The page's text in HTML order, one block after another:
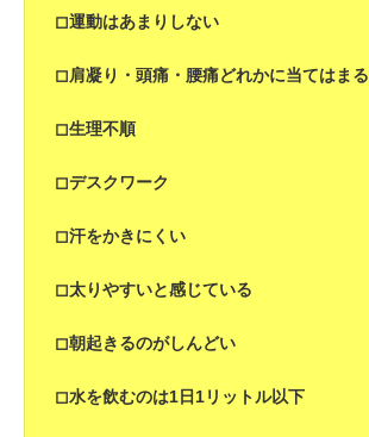
◻︎運動はあまりしない
◻︎肩凝り・頭痛・腰痛どれかに当てはまる
◻︎生理不順
◻︎デスクワーク
◻︎汗をかきにくい
◻︎太りやすいと感じている
◻︎朝起きるのがしんどい
◻︎水を飲むのは1日1リットル以下